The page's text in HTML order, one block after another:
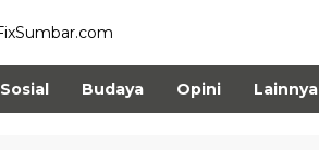
Sosial Budaya Opini Lainnya